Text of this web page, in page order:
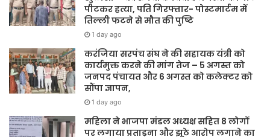
पीटकर हत्या, पति गिरफ्तार- पोस्टमार्टम में
तिल्ली फटने से मौत की पुष्टि
1 day ago
करंजिया सरपंच संघ ने की सहायक यंत्री को
कार्यमुक्त करने की मांग तेज – 5 अगस्त को
जनपद पंचायत और 6 अगस्त को कलेक्टर को
सौंपा ज्ञापन,
1 day ago
महिला ने भाजपा मंडल अध्यक्ष सहित 8 लोगों
पर लगाया प्रताड़ना और झूठे आरोप लगाने का